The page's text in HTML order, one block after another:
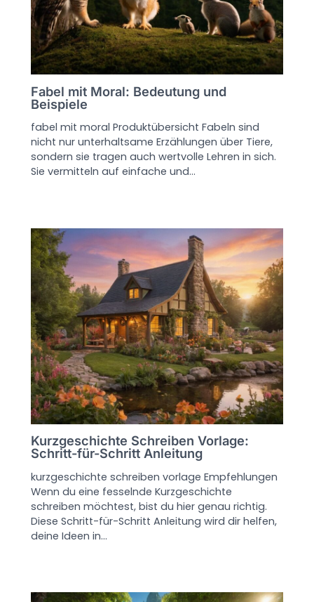
Fabel mit Moral: Bedeutung und
Beispiele
fabel mit moral Produktübersicht Fabeln sind
nicht nur unterhaltsame Erzählungen über Tiere,
sondern sie tragen auch wertvolle Lehren in sich.
Sie vermitteln auf einfache und…
Kurzgeschichte Schreiben Vorlage:
Schritt-für-Schritt Anleitung
kurzgeschichte schreiben vorlage Empfehlungen
Wenn du eine fesselnde Kurzgeschichte
schreiben möchtest, bist du hier genau richtig.
Diese Schritt-für-Schritt Anleitung wird dir helfen,
deine Ideen in…